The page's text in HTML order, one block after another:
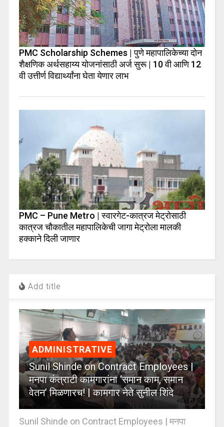
PMC Scholarship Schemes | पुणे महापालिकेच्या दोन
शैक्षणिक अर्थसहाय्य योजनांसाठी अर्ज सुरू | 10 वी आणि 12
वी उत्तीर्ण विद्यार्थ्यांना घेता येणार लाभ
PMC – Pune Metro | स्वारगेट-कात्रज मेट्रोसाठी
कात्रज चौकातील महापालिकेची जागा मेट्रोला मालकी
हक्काने दिली जाणार
Add title
ADMINISTRATIVE
Sunil Shinde on Contract Employees |
मनपा कंत्राटी कामगारांना ‘समान काम, समान
वेतन’ मिळणारच! | कामगार नेते सुनील शिंदे
Sunil Shinde on Contract Employees | मनपा